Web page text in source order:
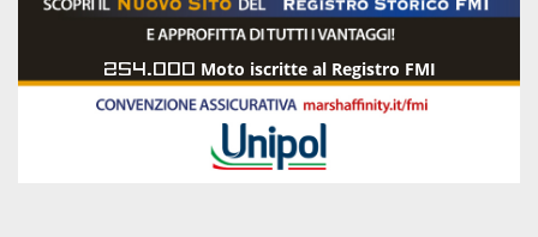
254.000 Moto iscritte al Registro FMI